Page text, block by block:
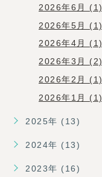
2026年6月 (1)
2026年5月 (1)
2026年4月 (1)
2026年3月 (2)
2026年2月 (1)
2026年1月 (1)
2025年 (13)
2024年 (13)
2023年 (16)